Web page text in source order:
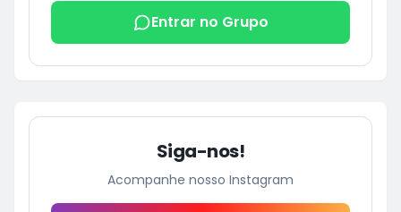
Entrar no Grupo
Siga-nos!
Acompanhe nosso Instagram